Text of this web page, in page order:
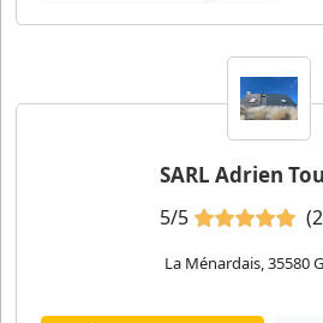
SARL Adrien
5/5
La Ménardais, 35580